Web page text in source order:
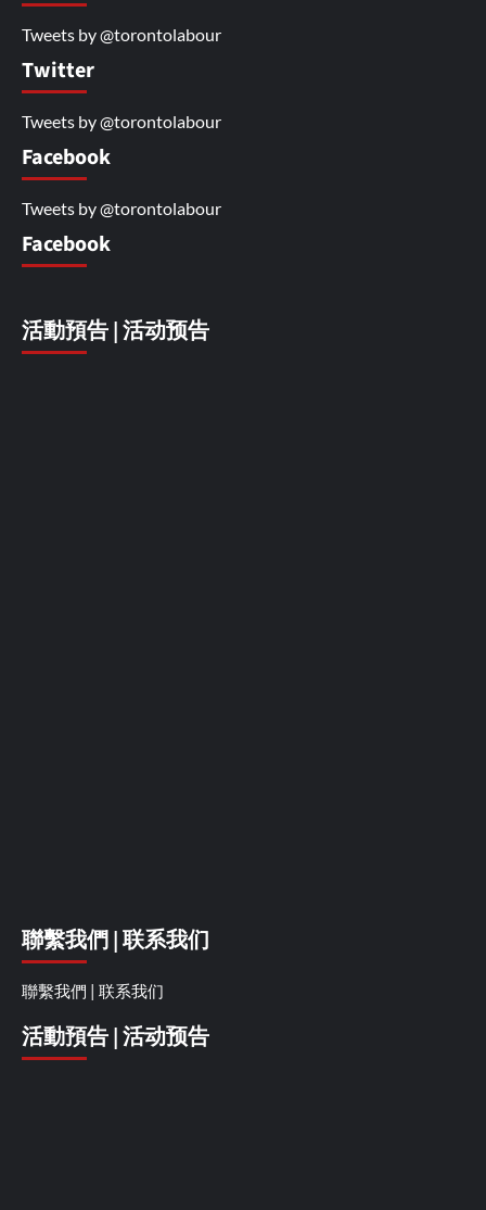
Tweets by @torontolabour
Twitter
Tweets by @torontolabour
Facebook
Tweets by @torontolabour
Facebook
活動預告 | 活动预告
聯繫我們 | 联系我们
聯繫我們 | 联系我们
活動預告 | 活动预告